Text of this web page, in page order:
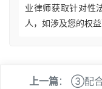
业律师获取针对性
人，如涉及您的权益
上一篇： ③配